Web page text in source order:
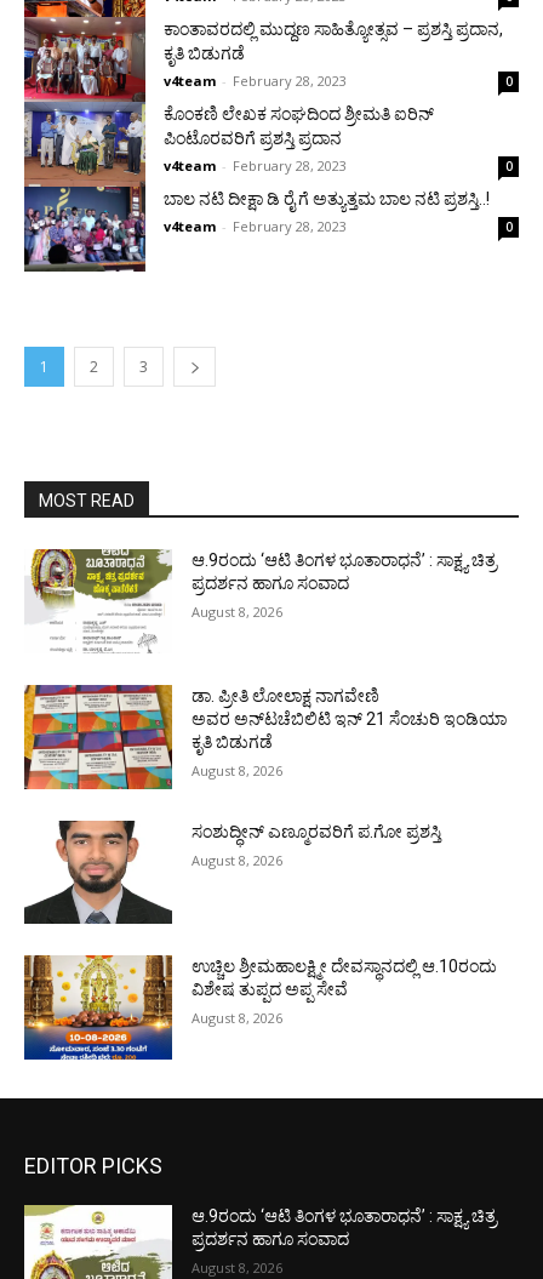
ಕಾಂತಾವರದಲ್ಲಿ ಮುದ್ದಣ ಸಾಹಿತ್ಯೋತ್ಸವ – ಪ್ರಶಸ್ತಿ ಪ್ರದಾನ,
ಕೃತಿ ಬಿಡುಗಡೆ
v4team - February 28, 2023 0
ಕೊಂಕಣಿ ಲೇಖಕ ಸಂಘದಿಂದ ಶ್ರೀಮತಿ ಐರಿನ್
ಪಿಂಟೊರವರಿಗೆ ಪ್ರಶಸ್ತಿ ಪ್ರದಾನ
v4team - February 28, 2023 0
ಬಾಲ ನಟಿ ದೀಕ್ಷಾ ಡಿ ರೈ ಗೆ ಅತ್ಯುತ್ತಮ ಬಾಲ ನಟಿ ಪ್ರಶಸ್ತಿ..!
v4team - February 28, 2023 0
1 2 3
MOST READ
ಆ.9ರಂದು ‘ಆಟಿ ತಿಂಗಳ ಭೂತಾರಾಧನೆ’ : ಸಾಕ್ಷ್ಯ ಚಿತ್ರ
ಪ್ರದರ್ಶನ ಹಾಗೂ ಸಂವಾದ
August 8, 2026
ಡಾ. ಪ್ರೀತಿ ಲೋಲಾಕ್ಷ ನಾಗವೇಣಿ
ಅವರ ಅನ್‌ಟಚೆಬಿಲಿಟಿ ಇನ್ 21 ಸೆಂಚುರಿ ಇಂಡಿಯಾ
ಕೃತಿ ಬಿಡುಗಡೆ
August 8, 2026
ಸಂಶುದ್ಧೀನ್ ಎಣ್ಮೂರವರಿಗೆ ಪ.ಗೋ ಪ್ರಶಸ್ತಿ
August 8, 2026
ಉಚ್ಚಿಲ ಶ್ರೀಮಹಾಲಕ್ಷ್ಮೀ ದೇವಸ್ಥಾನದಲ್ಲಿ ಆ.10ರಂದು
ವಿಶೇಷ ತುಪ್ಪದ ಅಪ್ಪ ಸೇವೆ
August 8, 2026
EDITOR PICKS
ಆ.9ರಂದು ‘ಆಟಿ ತಿಂಗಳ ಭೂತಾರಾಧನೆ’ : ಸಾಕ್ಷ್ಯ ಚಿತ್ರ
ಪ್ರದರ್ಶನ ಹಾಗೂ ಸಂವಾದ
August 8, 2026